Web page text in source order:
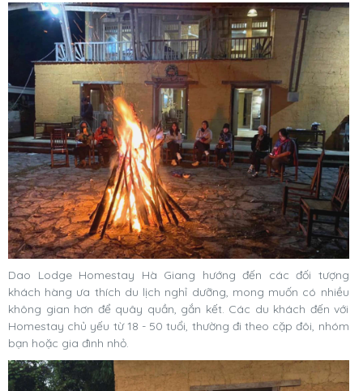
Dao Lodge Homestay Hà Giang hướng đến các đối tượng
khách hàng ưa thích du lịch nghỉ dưỡng, mong muốn có nhiều
không gian hơn để quây quần, gắn kết. Các du khách đến với
Homestay chủ yếu từ 18 - 50 tuổi, thường đi theo cặp đôi, nhóm
bạn hoặc gia đình nhỏ.